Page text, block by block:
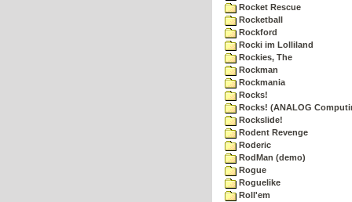
Rocket Rescue
Rocketball
Rockford
Rocki im Lolliland
Rockies, The
Rockman
Rockmania
Rocks!
Rocks! (ANALOG
Rockslide!
Rodent Revenge
Roderic
RodMan (demo)
Rogue
Roguelike
Roll'em